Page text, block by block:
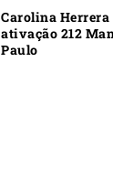
Carolina Herrera
ativação 212
Paulo